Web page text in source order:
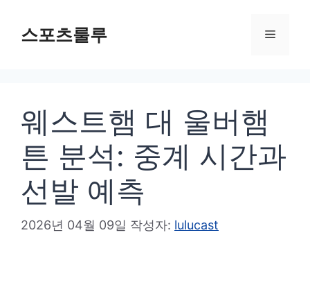
스포츠룰루 메
웨스트햄 대 울버햄
튼 분석: 중계 시간과
선발 예측
2026년 04월 09일 작성자: lulucast